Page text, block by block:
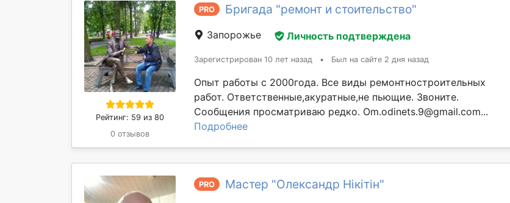
Рейтинг: 59 из 80
0 отзывов
PRO Бригада "ремонт и стоительство"
Запорожье Личность подтверждена
Зарегистрирован 10 лет назад • Был на сайте 2 дня назад
Опыт работы с 2000года. Все виды ремонтностроительных
работ. Ответственные,акуратные,не пьющие. Звоните.
Сообщения просматриваю редко. Om.odinets.9@gmail.com...
Подробнее
PRO Мастер "Олександр Нікітін"